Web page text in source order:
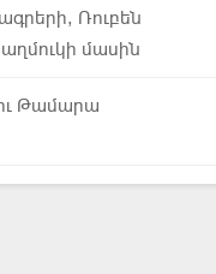
Ռուբեն
մասին
Թամարա